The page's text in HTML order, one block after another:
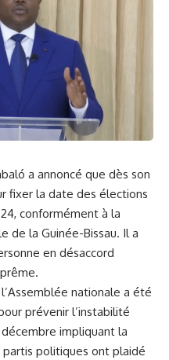
a ⁣annoncé que dès son
fixer la date des élections
conformément ⁢à la
de la Guinée-Bissau. Il​ a
en désaccord⁢
⁤nationale a été
prévenir ⁤l’instabilité
⁤impliquant la⁢
partis politiques ont‍ plaidé